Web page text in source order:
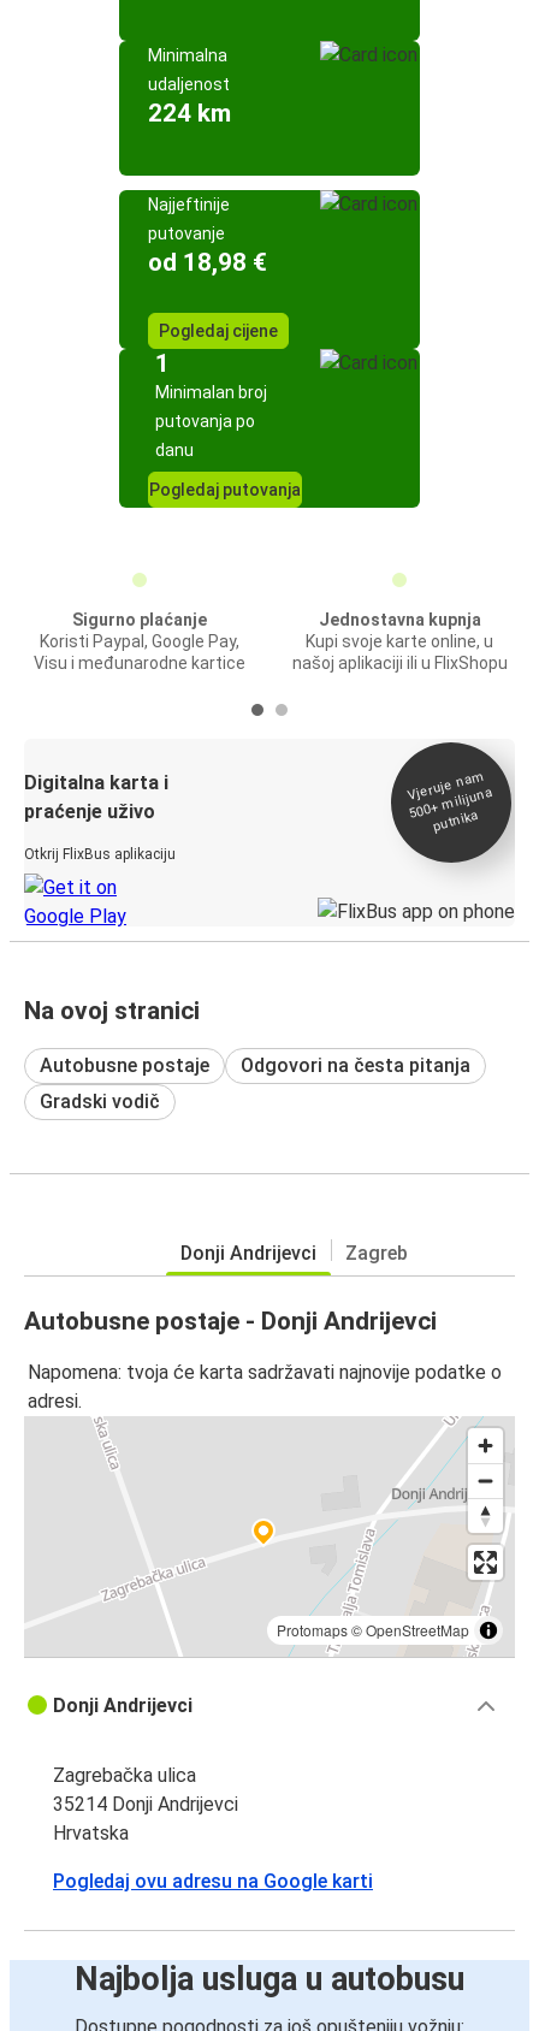
Minimalna
udaljenost
224 km
Najjeftinije
putovanje
od 18,98 €
Pogledaj cijene
1
Minimalan broj
putovanja po
danu
Pogledaj putovanja
Sigurno plaćanje
Koristi Paypal, Google Pay,
Visu i međunarodne kartice
Jednostavna kupnja
Kupi svoje karte online, u
našoj aplikaciji ili u FlixShopu
Digitalna karta i
praćenje uživo
Otkrij FlixBus aplikaciju
Vjeruje na
m
500+
milijuna
putnika
Na ovoj stranici
Autobusne postaje
Odgovori na česta pitanja
Gradski vodič
Donji Andrijevci Zagreb
Autobusne postaje - Donji Andrijevci
Napomena: tvoja će karta sadržavati najnovije podatke o
adresi.
Protomaps©OpenStreetMap
Donji Andrijevci
Zagrebačka ulica
35214 Donji Andrijevci
Hrvatska
Pogledaj ovu adresu na Google karti
Najbolja usluga u autobusu